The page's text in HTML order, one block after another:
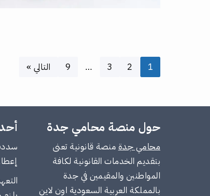
1
2
3
…
9 التالي »
حول منصة محامي جدة
محامي جدة منصة قانونية تعنى
بتقديم الخدمات القانونية لكافة
المواطنين والمقيمين في جدة
بالمملكة العربية السعودية اون لاين